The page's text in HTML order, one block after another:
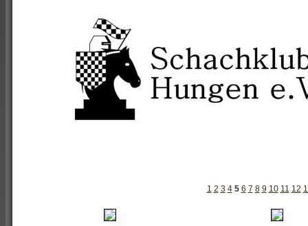
1 2 3 4 5 6 7 8 9 10 11 12